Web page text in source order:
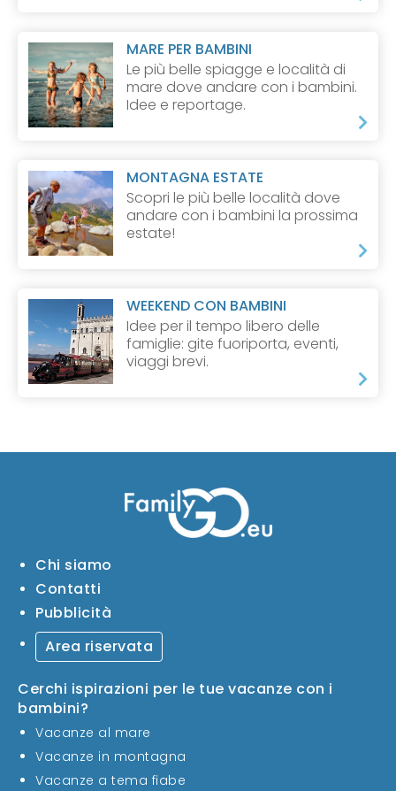
MARE PER BAMBINI
Le più belle spiagge e località di
mare dove andare con i bambini.
Idee e reportage.
MONTAGNA ESTATE
Scopri le più belle località dove
andare con i bambini la prossima
estate!
WEEKEND CON BAMBINI
Idee per il tempo libero delle
famiglie: gite fuoriporta, eventi,
viaggi brevi.
Chi siamo
Contatti
Pubblicità
Area riservata
Cerchi ispirazioni per le tue vacanze con i
bambini?
Vacanze al mare
Vacanze in montagna
Vacanze a tema fiabe